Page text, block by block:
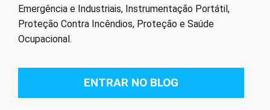
Emergência e Industriais, Instrumentação Portátil,
Proteção Contra Incêndios, Proteção e Saúde
Ocupacional.
ENTRAR NO BLOG